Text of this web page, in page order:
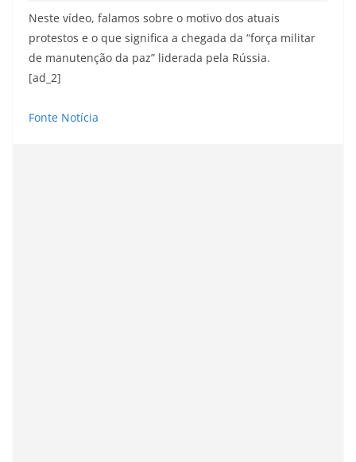
Neste vídeo, falamos sobre o motivo dos atuais
protestos e o que significa a chegada da “força militar
de manutenção da paz” liderada pela Rússia.
[ad_2]
Fonte Notícia